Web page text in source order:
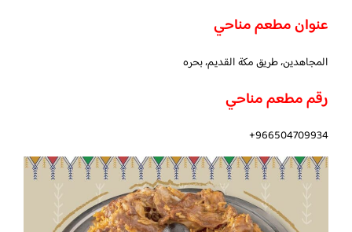
عنوان مطعم مناحي
المجاهدين، طريق مكة القديم، بحره
رقم مطعم مناحي
966504709934+